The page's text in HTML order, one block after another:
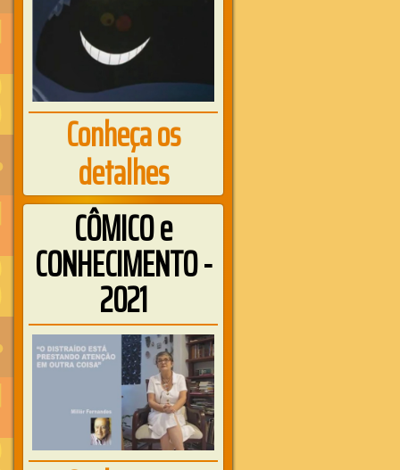
Conheça os
detalhes
CÔMICO e
CONHECIMENTO -
2021